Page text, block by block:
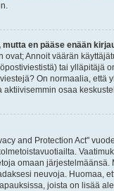
en pääse enään
ovat; Annoit väärän
tai ylläpitäjä
On normaalia,
aktiivisemmin osaa
and Protection Act"
omaan
neuvoja. Huomaa,
joista on lisää